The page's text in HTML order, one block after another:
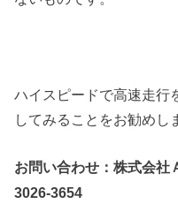
ハイスピードで高速走行
してみることをお勧めし
お問い合わせ：株式会
3026-3654